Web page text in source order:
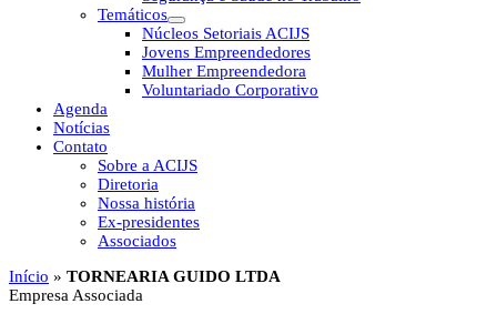
Temáticos
Núcleos Setoriais ACIJS
Jovens Empreendedores
Mulher Empreendedora
Voluntariado Corporativo
Agenda
Notícias
Contato
Sobre a ACIJS
Diretoria
Nossa história
Ex-presidentes
Associados
Início » TORNEARIA GUIDO LTDA
Empresa Associada